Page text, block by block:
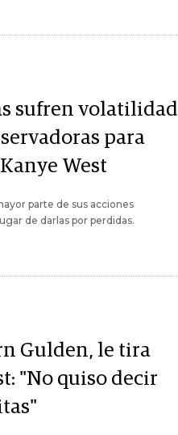
sufren volatilidad
para
West
parte de sus acciones
de darlas por perdidas.
Gulden, le tira
"No quiso decir